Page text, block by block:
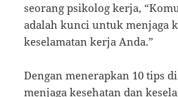
seorang psikolog kerja,
adalah kunci untuk menjaga
keselamatan kerja Anda.”
Dengan menerapkan 10 tips
menjaga kesehatan dan